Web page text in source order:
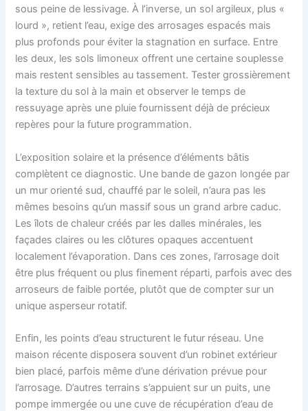
sous peine de lessivage. À l’inverse, un sol argileux, plus «
lourd », retient l’eau, exige des arrosages espacés mais
plus profonds pour éviter la stagnation en surface. Entre
les deux, les sols limoneux offrent une certaine souplesse
mais restent sensibles au tassement. Tester grossièrement
la texture du sol à la main et observer le temps de
ressuyage après une pluie fournissent déjà de précieux
repères pour la future programmation.
L’exposition solaire et la présence d’éléments bâtis
complètent ce diagnostic. Une bande de gazon longée par
un mur orienté sud, chauffé par le soleil, n’aura pas les
mêmes besoins qu’un massif sous un grand arbre caduc.
Les îlots de chaleur créés par les dalles minérales, les
façades claires ou les clôtures opaques accentuent
localement l’évaporation. Dans ces zones, l’arrosage doit
être plus fréquent ou plus finement réparti, parfois avec des
arroseurs de faible portée, plutôt que de compter sur un
unique asperseur rotatif.
Enfin, les points d’eau structurent le futur réseau. Une
maison récente disposera souvent d’un robinet extérieur
bien placé, parfois même d’une dérivation prévue pour
l’arrosage. D’autres terrains s’appuient sur un puits, une
pompe immergée ou une cuve de récupération d’eau de